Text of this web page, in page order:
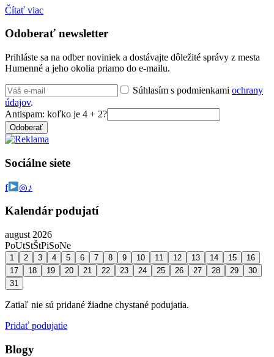
Čítať viac
Odoberať newsletter
Prihláste sa na odber noviniek a dostávajte dôležité správy z mesta
Humenné a jeho okolia priamo do e-mailu.
Súhlasím s podmienkami ochrany
údajov.
Antispam: koľko je 4 + 2?
Odoberať
Sociálne siete
f ◎♪
Kalendár podujatí
august 2026
PoUtStŠtPiSoNe
1 2 3 4 5 6 7 8 9 10 11 12 13 14 15
16
17
18 19 20 21 22 23 24 25 26 27 28 29
30
31
Zatiaľ nie sú pridané žiadne chystané podujatia.
Pridať podujatie
Blogy